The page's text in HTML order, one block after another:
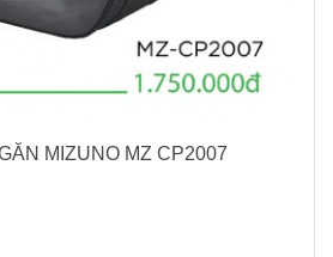
MIZUNO MZ CP2007